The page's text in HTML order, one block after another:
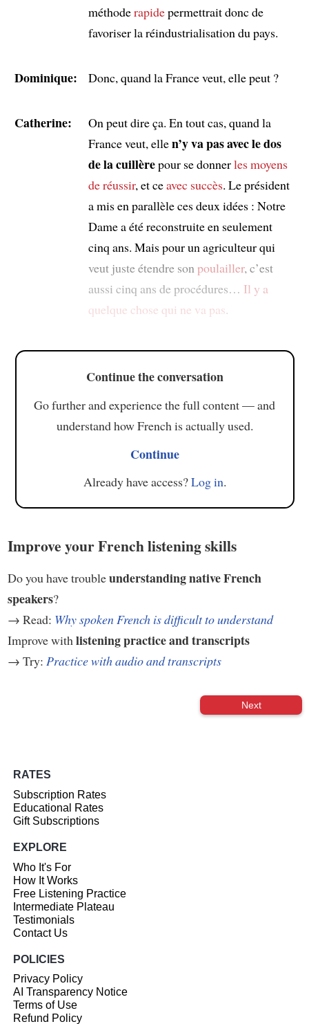
méthoderapidepermettrait donc de
favoriser la réindustrialisation du pays.
Dominique: Donc, quand la France veut, elle peut ?
Catherine:
On peut dire ça. En tout cas, quand la
France veut, ellen’y va pas avec le dos
de la cuillèrepour se donnerles moyens
de réussir, et ceavec succès. Le président
a mis en parallèle ces deux idées : Notre
Dame a été reconstruite en seulement
cinq ans. Mais pour un agriculteur qui
veut juste étendre son poulailler, c’est
aussi cinq ans de procédures… Il y a
quelque chose qui ne va pas.
Continue the conversation
Go further and experience the full content — and
understand how French is actually used.
Continue
Already have access?Log in.
Improve your French listening skills
Do you have troubleunderstanding native French
speakers?
→ Read: Why spoken French is difficult to understand
Improve with listening practice and transcripts
→ Try: Practice with audio and transcripts
Next
RATES
Subscription Rates
Educational Rates
Gift Subscriptions
EXPLORE
Who It's For
How It Works
Free Listening Practice
Intermediate Plateau
Testimonials
Contact Us
POLICIES
Privacy Policy
AI Transparency Notice
Terms of Use
Refund Policy